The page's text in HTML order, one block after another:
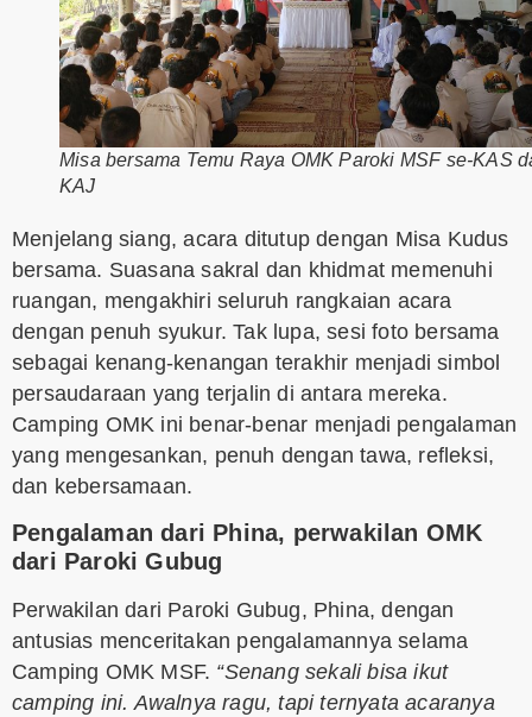
Misa bersama Temu Raya OMK Paroki MSF se-KAS
KAJ
Menjelang siang, acara ditutup dengan Misa Kudus
bersama. Suasana sakral dan khidmat memenuhi
ruangan, mengakhiri seluruh rangkaian acara
dengan penuh syukur. Tak lupa, sesi foto bersama
sebagai kenang-kenangan terakhir menjadi simbol
persaudaraan yang terjalin di antara mereka.
Camping OMK ini benar-benar menjadi pengalaman
yang mengesankan, penuh dengan tawa, refleksi,
dan kebersamaan.
Pengalaman dari Phina, perwakilan OMK
dari Paroki Gubug
Perwakilan dari Paroki Gubug, Phina, dengan
antusias menceritakan pengalamannya selama
Camping OMK MSF. “Senang sekali bisa ikut
camping ini. Awalnya ragu, tapi ternyata acaranya